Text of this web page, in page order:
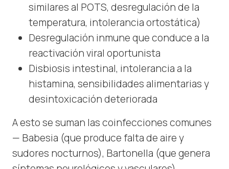
similares al POTS, desregulación de la
temperatura, intolerancia ortostática)
Desregulación inmune que conduce a la
reactivación viral oportunista
Disbiosis intestinal, intolerancia a la
histamina, sensibilidades alimentarias y
desintoxicación deteriorada
A esto se suman las coinfecciones comunes
— Babesia (que produce falta de aire y
sudores nocturnos), Bartonella (que genera